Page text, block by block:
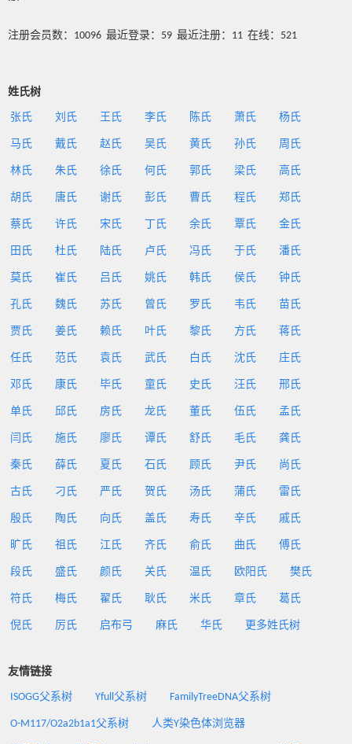
注册会员数：10096 最近登录：59 最近注册：11 在线：521
姓氏树
张氏 刘氏 王氏 李氏 陈氏 萧氏 杨氏
马氏 戴氏 赵氏 吴氏 黄氏 孙氏 周氏
林氏 朱氏 徐氏 何氏 郭氏 梁氏 高氏
胡氏 唐氏 谢氏 彭氏 曹氏 程氏 郑氏
蔡氏 许氏 宋氏 丁氏 余氏 覃氏 金氏
田氏 杜氏 陆氏 卢氏 冯氏 于氏 潘氏
莫氏 崔氏 吕氏 姚氏 韩氏 侯氏 钟氏
孔氏 魏氏 苏氏 曾氏 罗氏 韦氏 苗氏
贾氏 姜氏 赖氏 叶氏 黎氏 方氏 蒋氏
任氏 范氏 袁氏 武氏 白氏 沈氏 庄氏
邓氏 康氏 毕氏 童氏 史氏 汪氏 邢氏
单氏 邱氏 房氏 龙氏 董氏 伍氏 孟氏
闫氏 施氏 廖氏 谭氏 舒氏 毛氏 龚氏
秦氏 薛氏 夏氏 石氏 顾氏 尹氏 尚氏
古氏 刁氏 严氏 贺氏 汤氏 蒲氏 雷氏
殷氏 陶氏 向氏 盖氏 寿氏 辛氏 戚氏
旷氏 祖氏 江氏 齐氏 俞氏 曲氏 傅氏
段氏 盛氏 颜氏 关氏 温氏 欧阳氏 樊氏
符氏 梅氏 翟氏 耿氏 米氏 章氏 葛氏
倪氏 厉氏 启布弓 麻氏 华氏 更多姓氏树
友情链接
ISOGG父系树 Yfull父系树 FamilyTreeDNA父系树
O-M117/O2a2b1a1父系树 人类Y染色体浏览器